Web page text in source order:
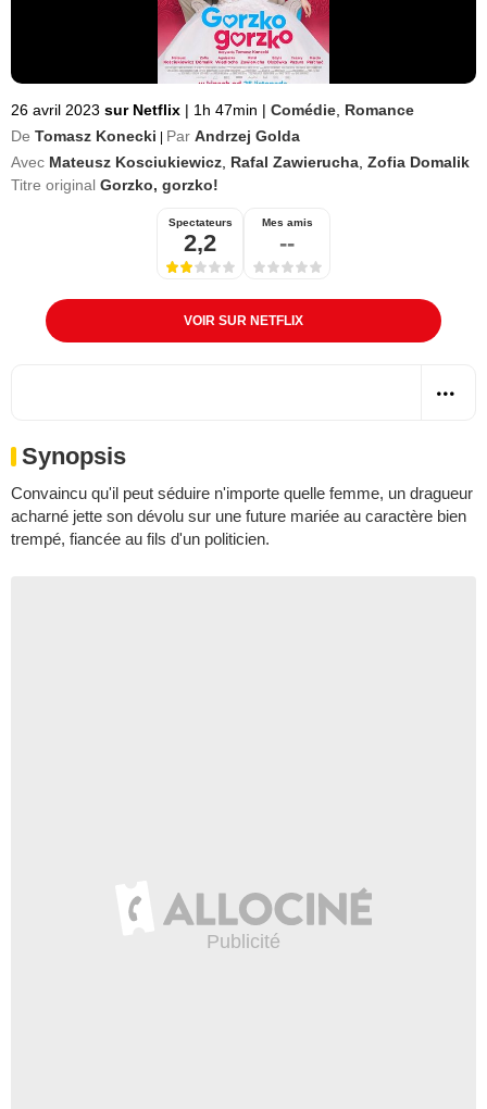
26 avril 2023 sur Netflix | 1h 47min | Comédie Romance
De Tomasz Konecki Par Andrzej Golda
Avec Mateusz Kosciukiewicz Rafal Zawierucha Zofia Domalik
Titre original Gorzko, gorzko!
Spectateurs
2,2
Mes amis
--
VOIR SUR NETFLIX
Synopsis
Convaincu qu'il peut séduire n'importe quelle femme, un dragueur
acharné jette son dévolu sur une future mariée au caractère bien
trempé, fiancée au fils d'un politicien.